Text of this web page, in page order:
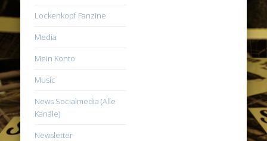
Lockenkopf Fanzine
Media
Mein Konto
Music
News Socialmedia (Alle
Kanäle)
Newsletter